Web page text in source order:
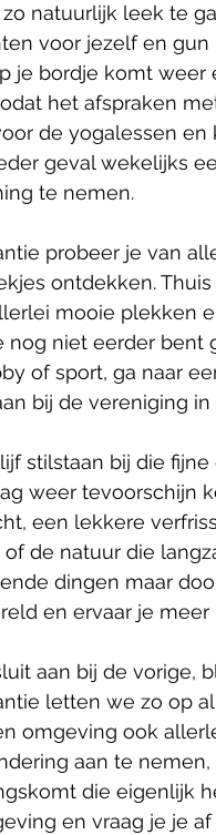
natuurlijk leek te
voor jezelf en
je bordje komt weer
het afspraken
de yogalessen
geval wekelijks
te nemen.
probeer je van
ontdekken.
mooie plekken
nog niet eerder bent
of sport, ga naar
bij de vereniging in
stilstaan bij die
weer tevoorschijn
een lekkere
de natuur die
dingen maar
en ervaar je
aan bij de vorige,
letten we zo op
omgeving ook
aan te
die eigenlijk
en vraag je je